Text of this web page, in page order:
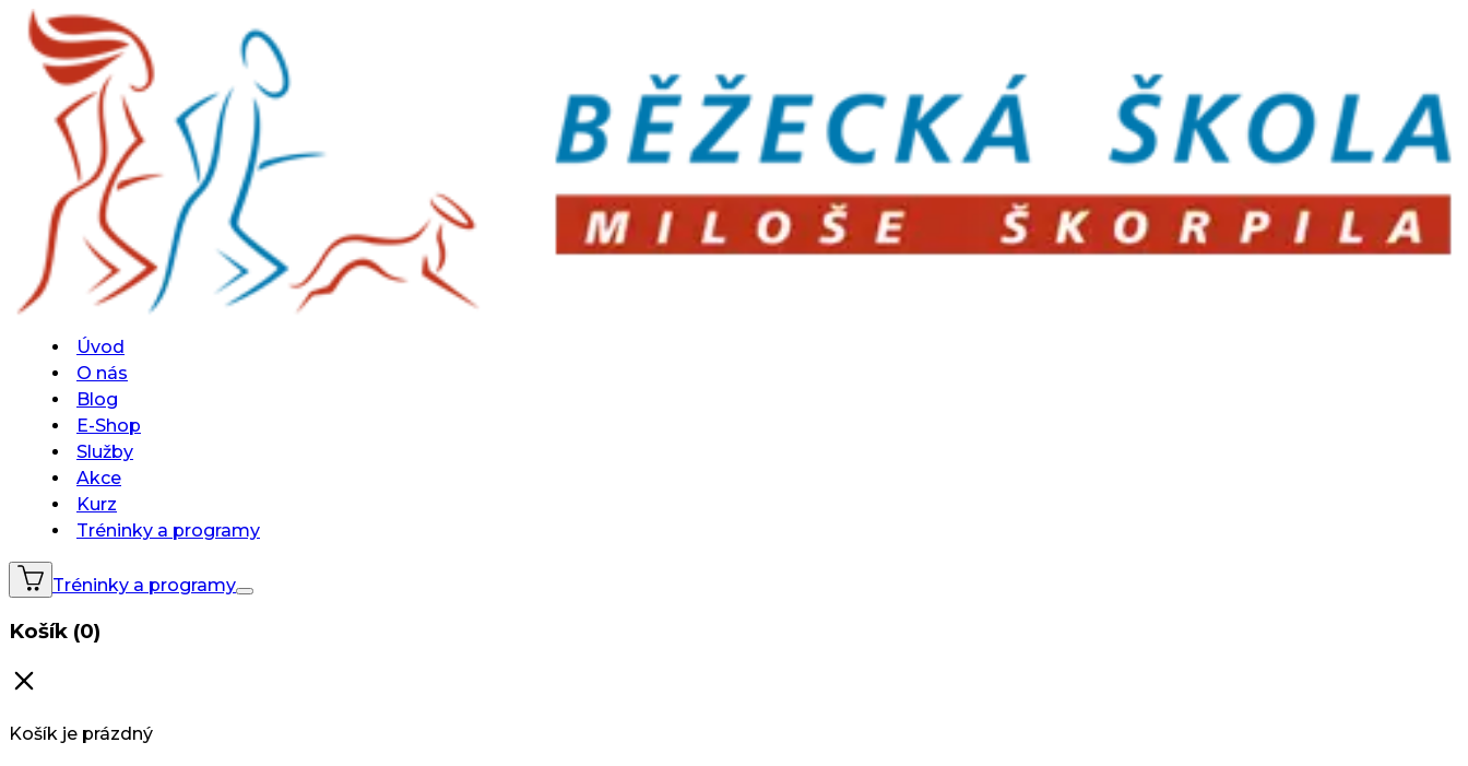
Úvod
O nás
Blog
E-Shop
Služby
Akce
Kurz
Tréninky a programy
Tréninky a programy
Košík (0)
Košík je prázdný